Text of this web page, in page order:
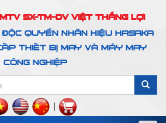
SX-TM-DV VIỆT THẮNG LỢI
QUYỀN NHÃN HIỆU HASAKA
THIẾT BỊ MAY VÀ MÁY MAY
CÔNG NGHIỆP
|